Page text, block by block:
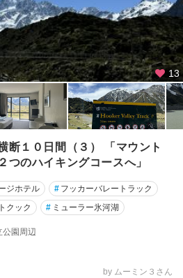
13
断１０日間（３） 「マウント
つのハイキングコースへ」
ジホテル # フッカーバレートラック
クック # ミューラー氷河湖
公園周辺
by ムーミン３さん